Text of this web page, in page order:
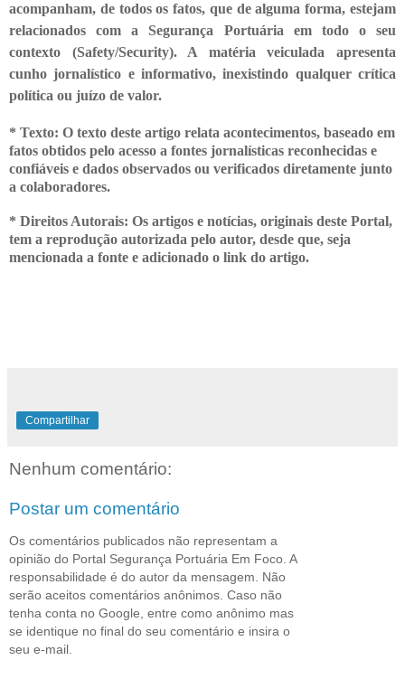
acompanham, de todos os fatos, que de alguma forma, estejam
relacionados com a Segurança Portuária em todo o seu
contexto (Safety/Security). A matéria veiculada apresenta
cunho jornalístico e informativo, inexistindo qualquer crítica
política ou juízo de valor.
* Texto: O texto deste artigo relata acontecimentos, baseado em
fatos obtidos pelo acesso a fontes jornalísticas reconhecidas e
confiáveis e dados observados ou verificados diretamente junto
a colaboradores.
* Direitos Autorais: Os artigos e notícias, originais deste Portal,
tem a reprodução autorizada pelo autor, desde que, seja
mencionada a fonte e adicionado o link do artigo.
Compartilhar
Nenhum comentário:
Postar um comentário
Os comentários publicados não representam a
opinião do Portal Segurança Portuária Em Foco. A
responsabilidade é do autor da mensagem. Não
serão aceitos comentários anônimos. Caso não
tenha conta no Google, entre como anônimo mas
se identique no final do seu comentário e insira o
seu e-mail.